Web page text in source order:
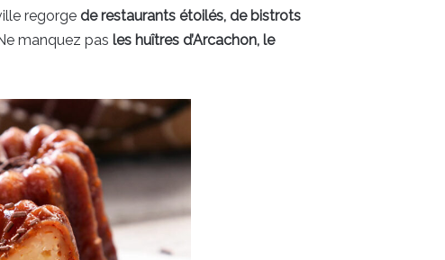
regorge de restaurants étoilés, de bistrots
manquez pas les huîtres d’Arcachon, le